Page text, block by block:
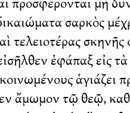
σαρκὸς
σκηνῆς
ἐφάπαξ εἰς
ἁγιάζει
ἄμωμον τῷ θεῷ,